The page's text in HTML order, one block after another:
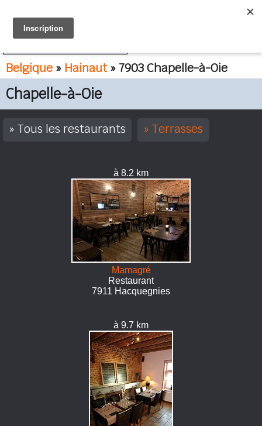
Belgique » Hainaut» 7903 Chapelle-à-Oie
Chapelle-à-Oie
Tous les restaurants Terrasses
à 8.2 km
Mamagré
Restaurant
7911 Hacquegnies
à 9.7 km